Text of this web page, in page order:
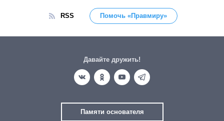
RSS Помочь «Правмиру»
Давайте дружить!
Памяти основателя